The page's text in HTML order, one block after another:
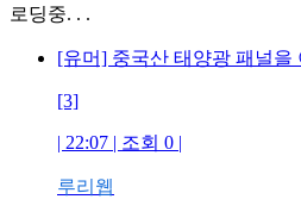
로딩중. . .
[유머] 중국산 태양광 패널을
[3]
| 22:07 | 조회 0 |
루리웹